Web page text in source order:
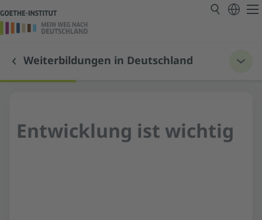
Weiterbildungen in Deutschland
Entwicklung ist wichtig